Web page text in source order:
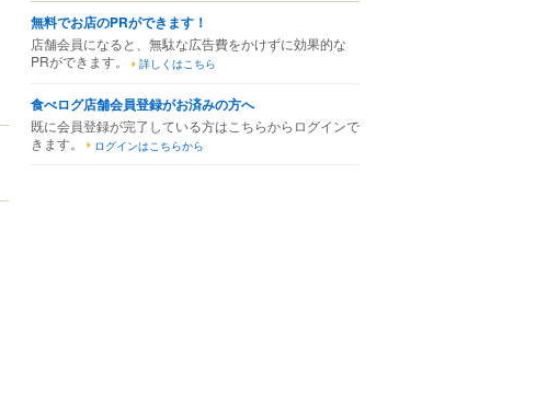
無料でお店のPRができます！
店舗会員になると、無駄な広告費をかけずに効果的な
PRができます。
詳しくはこちら
食べログ店舗会員登録がお済みの方へ
既に会員登録が完了している方はこちらからログインで
きます。
ログインはこちらから